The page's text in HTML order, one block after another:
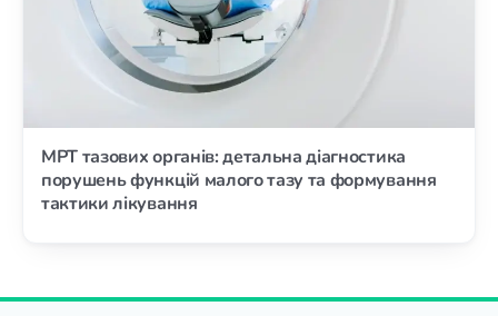
МРТ тазових органів: детальна діагностика
порушень функцій малого тазу та формування
тактики лікування